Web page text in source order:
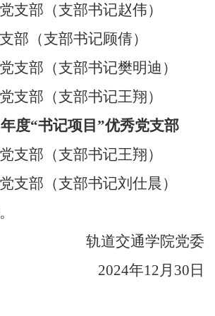
支部（支部书记赵伟）
部（支部书记顾倩）
支部（支部书记樊明迪）
支部（支部书记王翔）
度“书记项目”优秀党支部
支部（支部书记王翔）
支部（支部书记刘仕晨）
轨道交通学院党委
2024年12月30日